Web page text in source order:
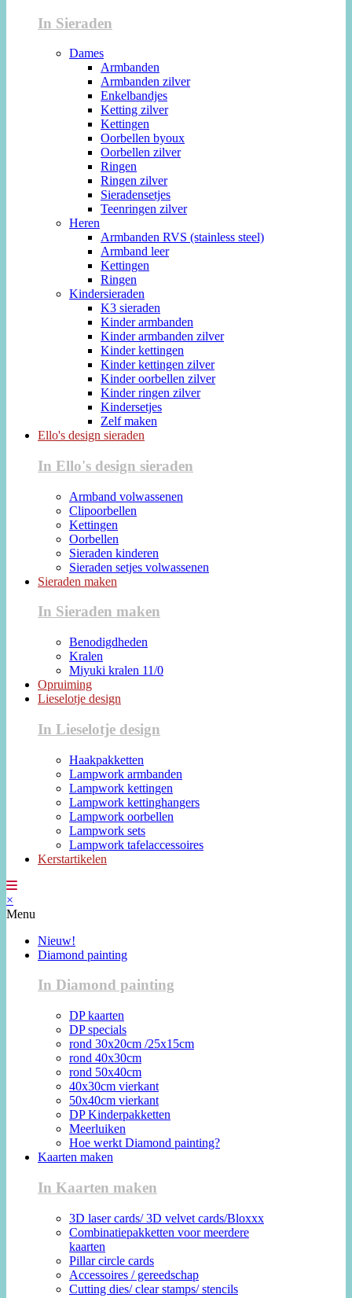
In Sieraden
Dames
Armbanden
Armbanden zilver
Enkelbandjes
Ketting zilver
Kettingen
Oorbellen byoux
Oorbellen zilver
Ringen
Ringen zilver
Sieradensetjes
Teenringen zilver
Heren
Armbanden RVS (stainless steel)
Armband leer
Kettingen
Ringen
Kindersieraden
K3 sieraden
Kinder armbanden
Kinder armbanden zilver
Kinder kettingen
Kinder kettingen zilver
Kinder oorbellen zilver
Kinder ringen zilver
Kindersetjes
Zelf maken
Ello's design sieraden
In Ello's design sieraden
Armband volwassenen
Clipoorbellen
Kettingen
Oorbellen
Sieraden kinderen
Sieraden setjes volwassenen
Sieraden maken
In Sieraden maken
Benodigdheden
Kralen
Miyuki kralen 11/0
Opruiming
Lieselotje design
In Lieselotje design
Haakpakketten
Lampwork armbanden
Lampwork kettingen
Lampwork kettinghangers
Lampwork oorbellen
Lampwork sets
Lampwork tafelaccessoires
Kerstartikelen
×
Menu
Nieuw!
Diamond painting
In Diamond painting
DP kaarten
DP specials
rond 30x20cm /25x15cm
rond 40x30cm
rond 50x40cm
40x30cm vierkant
50x40cm vierkant
DP Kinderpakketten
Meerluiken
Hoe werkt Diamond painting?
Kaarten maken
In Kaarten maken
3D laser cards/ 3D velvet cards/Bloxxx
Combinatiepakketten voor meerdere
kaarten
Pillar circle cards
Accessoires / gereedschap
Cutting dies/ clear stamps/ stencils